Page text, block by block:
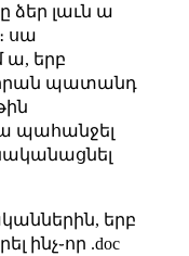
ձեր լաւն ա
սա
ա, երբ
պատանդ
պահանջել
երբ
ինչ֊որ .doc